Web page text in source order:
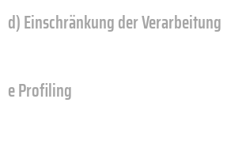
d) Einschränkung der Verarbeitung
e Profiling